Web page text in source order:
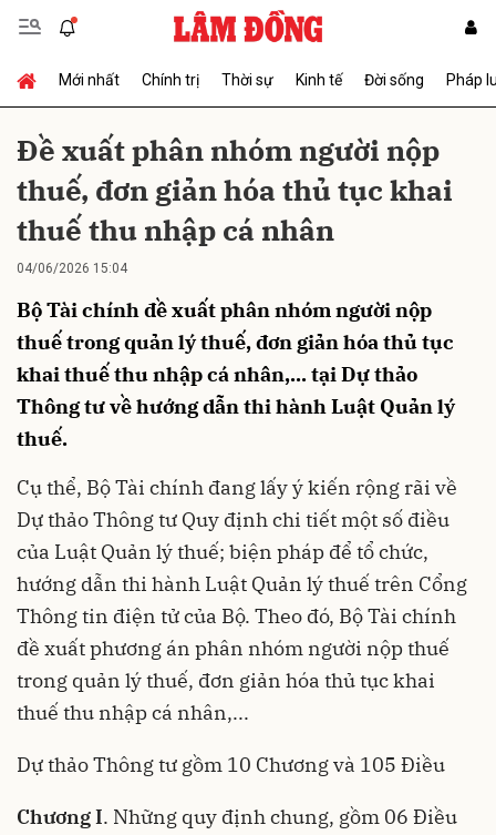
Mới nhất Chính trị Thời sự Kinh tế Đời sống Pháp
Đề xuất phân nhóm người nộp
thuế, đơn giản hóa thủ tục khai
thuế thu nhập cá nhân
04/06/2026 15:04
Bộ Tài chính đề xuất phân nhóm người nộp
thuế trong quản lý thuế, đơn giản hóa thủ tục
khai thuế thu nhập cá nhân,... tại Dự thảo
Thông tư về hướng dẫn thi hành Luật Quản lý
thuế.
Cụ thể, Bộ Tài chính đang lấy ý kiến rộng rãi về
Dự thảo Thông tư Quy định chi tiết một số điều
của Luật Quản lý thuế; biện pháp để tổ chức,
hướng dẫn thi hành Luật Quản lý thuế trên Cổng
Thông tin điện tử của Bộ. Theo đó, Bộ Tài chính
đề xuất phương án phân nhóm người nộp thuế
trong quản lý thuế, đơn giản hóa thủ tục khai
thuế thu nhập cá nhân,...
Dự thảo Thông tư gồm 10 Chương và 105 Điều
Chương I. Những quy định chung, gồm 06 Điều
Gửi bình luận
Hủy Gửi